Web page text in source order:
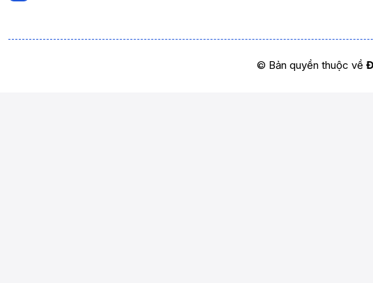
© Bản quyền thuộc về